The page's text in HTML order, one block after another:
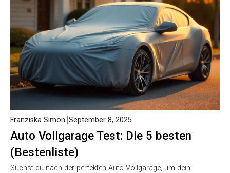
Auto Vollgarage Test: Die 5 besten
(Bestenliste)
Franziska Simon September 8, 2025
Suchst du nach der perfekten Auto Vollgarage, um dein